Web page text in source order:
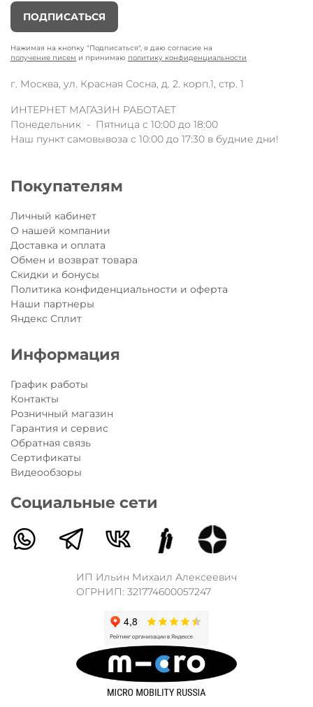
ПОДПИСАТЬСЯ
Нажимая на кнопку "Подписаться", я даю согласие на
получение писем и принимаю политику конфиденциальности
г. Москва, ул. Красная Сосна, д. 2. корп.1, стр. 1
ИНТЕРНЕТ МАГАЗИН РАБОТАЕТ
Понедельник - Пятница с 10:00 до 18:00
Наш пункт самовывоза с 10:00 до 17:30 в будние дни!
Покупателям
Личный кабинет
О нашей компании
Доставка и оплата
Обмен и возврат товара
Скидки и бонусы
Политика конфиденциальности и оферта
Наши партнеры
Яндекс Сплит
Информация
График работы
Контакты
Розничный магазин
Гарантия и сервис
Обратная связь
Сертификаты
Видеообзоры
Социальные сети
ИП Ильин Михаил Алексеевич
ОГРНИП: 321774600057247